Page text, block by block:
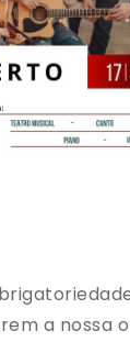
a nossa